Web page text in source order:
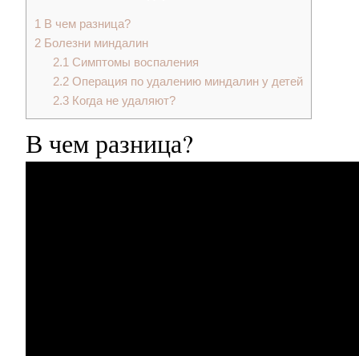
1 В чем разница?
2 Болезни миндалин
2.1 Симптомы воспаления
2.2Операция по удалению миндалин у детей
2.3Когда не удаляют?
В чем разница?